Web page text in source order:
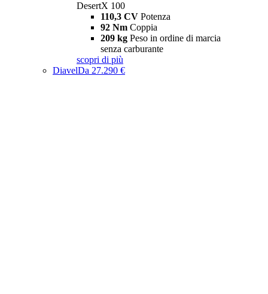
DesertX 100
110,3 CV Potenza
92 Nm Coppia
209 kg Peso in ordine di marcia
senza carburante
scopri di più
DiavelDa 27.290 €